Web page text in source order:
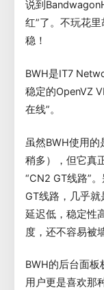
说到
红”了。不玩花
稳！
BWH是IT7
稳定的OpenVZ
在线”。
虽然BWH使用的
稍多），但它真
“CN2 GT线路”
GT线路，几乎就
延迟低，稳定性
度，还不容易被
BWH的后台面
用户更是喜欢那